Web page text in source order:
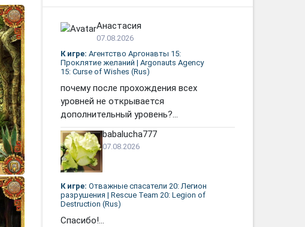
Анастасия
07.08.2026
К игре: Агентство Аргонавты 15:
Проклятие желаний | Argonauts Agency
15: Curse of Wishes (Rus)
почему после прохождения всех
уровней не открывается
дополнительный уровень?...
babalucha777
07.08.2026
К игре: Отважные спасатели 20: Легион
разрушения | Rescue Team 20: Legion of
Destruction (Rus)
Спасибо!...